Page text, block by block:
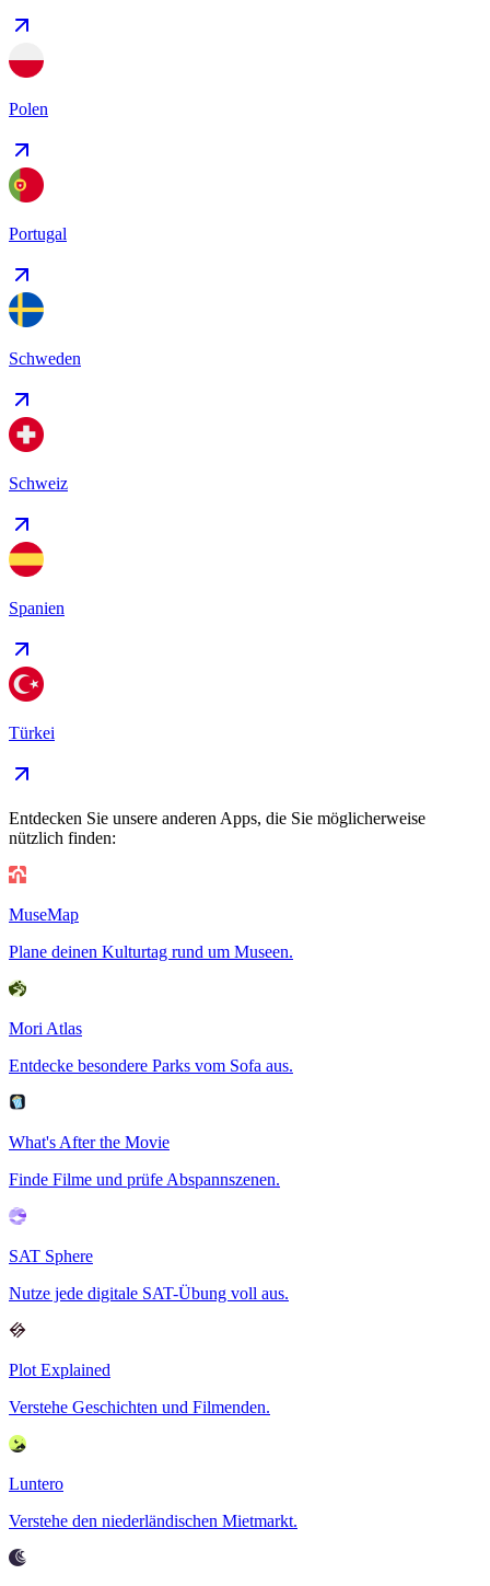
Polen
Portugal
Schweden
Schweiz
Spanien
Türkei
Entdecken Sie unsere anderen Apps, die Sie möglicherweise
nützlich finden:
MuseMap
Plane deinen Kulturtag rund um Museen.
Mori Atlas
Entdecke besondere Parks vom Sofa aus.
What's After the Movie
Finde Filme und prüfe Abspannszenen.
SAT Sphere
Nutze jede digitale SAT-Übung voll aus.
Plot Explained
Verstehe Geschichten und Filmenden.
Luntero
Verstehe den niederländischen Mietmarkt.